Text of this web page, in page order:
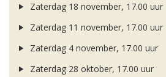
Zaterdag 18 november, 17.00 uur
Zaterdag 11 november, 17.00 uur
Zaterdag 4 november, 17.00 uur
Zaterdag 28 oktober, 17.00 uur